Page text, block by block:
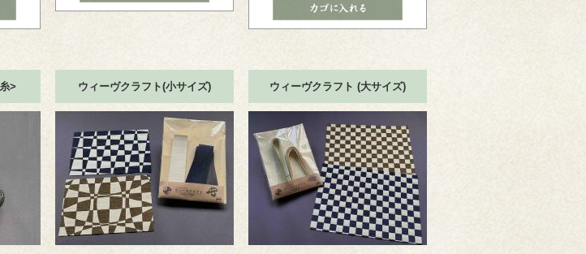
> ウィーヴクラフト(小サイズ) ウィーヴクラフト (大サイズ)